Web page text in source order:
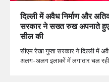
दिल्ली में अवैध निर्माण और
सरकार ने सख्त रुख अपनाते हुए
सील की
सीएम रेखा गुप्ता सरकार ने दिल्ली में
अलग-अलग इलाकों में लगातार चल